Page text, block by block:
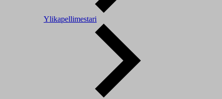
Ylikapellimestari